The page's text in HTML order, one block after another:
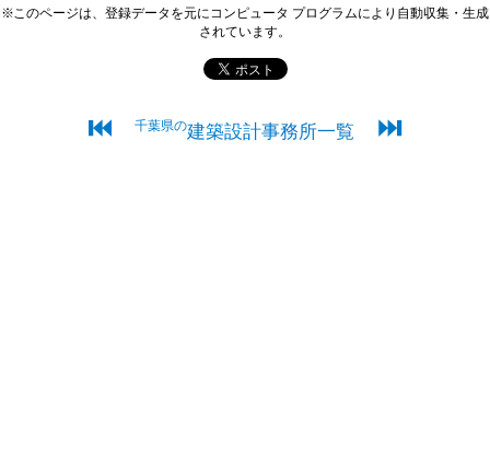
※このページは、登録データを元にコンピュータ プログラムにより自動収集・生成
されています。
⏮ 千葉県の建築設計事務所一覧 ⏭